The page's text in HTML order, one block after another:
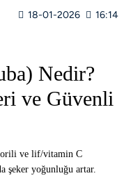
18-01-2026 16:14
Nedir?
ve Güvenli
ve lif/vitamin C
şeker yoğunluğu artar.